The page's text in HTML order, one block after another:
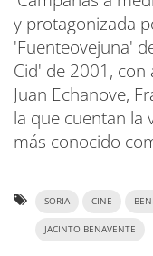
y protagonizada
'Fuenteovejuna'
Cid' de 2001, con
Juan Echanove,
la que cuentan la
más conocido
SORIA CINE
JACINTO BENAVENTE